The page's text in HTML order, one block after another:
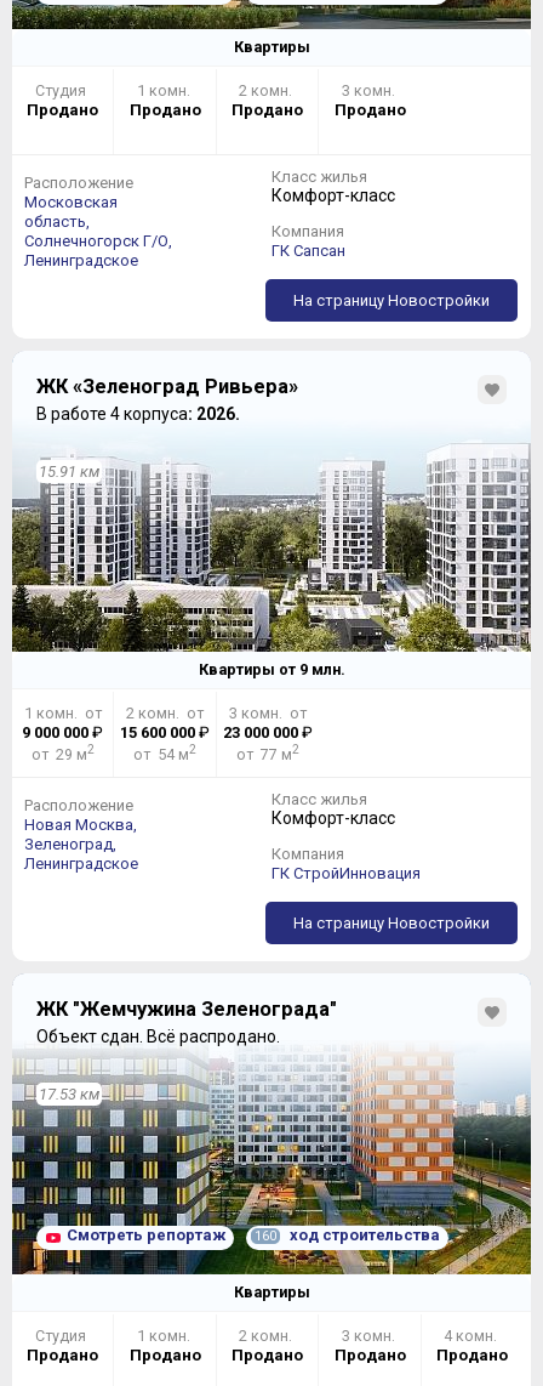
Квартиры
Студия
Продано
1 комн.
Продано
2 комн.
Продано
3 комн.
Продано
Расположение
Московская
область,
Солнечногорск Г/О,
Ленинградское
Класс жилья
Комфорт-класс
Компания
ГК Сапсан
На страницу Новостройки
ЖК «Зеленоград Ривьера»
В работе 4 корпуса: 2026.
15.91 км
Квартиры от 9млн.
1 комн. от
9 000 000 ₽
от 29 м2
2 комн. от
15 600 000 ₽
от 54 м2
3 комн. от
23 000 000₽
от 77 м2
Расположение
Новая Москва,
Зеленоград,
Ленинградское
Класс жилья
Комфорт-класс
Компания
ГК СтройИнновация
На страницу Новостройки
ЖК "Жемчужина Зеленограда"
Объект сдан. Всё распродано.
17.53 км
Смотреть репортаж 160 ход строительства
Квартиры
Студия
Продано
1 комн.
Продано
2 комн.
Продано
3 комн.
Продано
4 комн.
Продано